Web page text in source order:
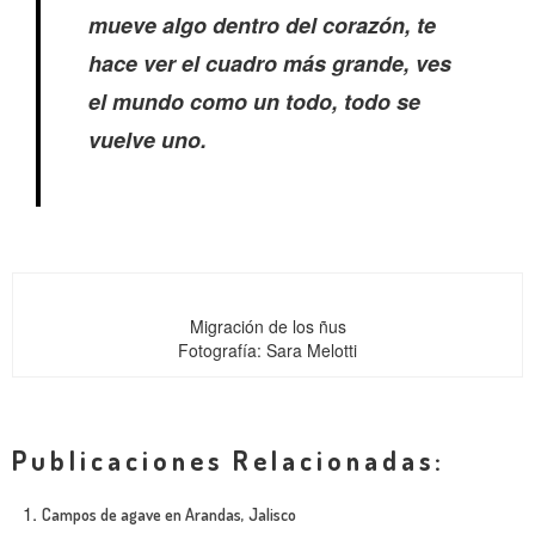
mueve algo dentro del corazón, te
hace ver el cuadro más grande, ves
el mundo como un todo, todo se
vuelve uno.
Migración de los ñus
Fotografía: Sara Melotti
Publicaciones Relacionadas:
Campos de agave en Arandas, Jalisco